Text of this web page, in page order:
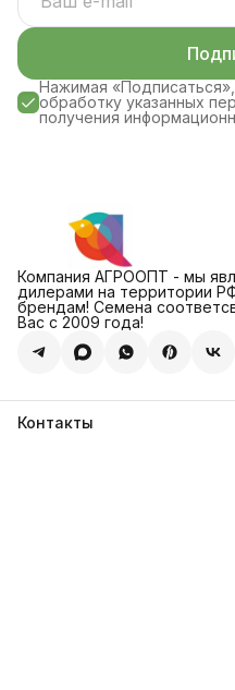
Нажимая
обработку указанных
получения
Компания АГРООПТ - мы
дилерами на территории
брендам! Семена
Вас с 2009 года!
Контакты